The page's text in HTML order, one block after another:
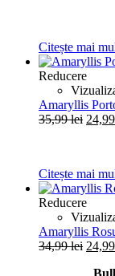
Citește mai
Reducere
Amaryllis
35,99lei Prețul
24,99
Citește mai
Reducere
Amaryllis
34,99lei Prețul
24,99